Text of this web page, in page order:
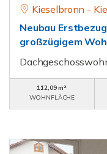
Kieselbronn -
Neubau
großzügigem
112,09 m²
WOHNFLÄCHE